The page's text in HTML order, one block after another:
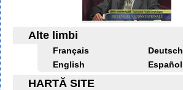
Alte limbi
Français
Deutsch
English
Español
HARTĂ SITE